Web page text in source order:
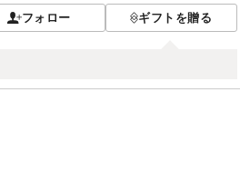
フォロー ギフトを贈る